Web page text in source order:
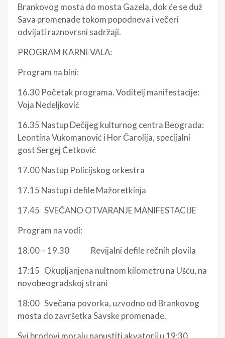
Brankovog mosta do mosta Gazela, dok će se duž
Sava promenade tokom popodneva i večeri
odvijati raznovrsni sadržaji.
PROGRAM KARNEVALA:
Program na bini:
16.30 Početak programa. Voditelj manifestacije:
Voja Nedeljković
16.35 Nastup Dečijeg kulturnog centra Beograda:
Leontina Vukomanović i Hor Čarolija, specijalni
gost Sergej Ćetković
17.00 Nastup Policijskog orkestra
17.15 Nastup i defile Mažoretkinja
17.45 SVEČANO OTVARANJE MANIFESTACIJE
Program na vodi:
18.00 – 19.30 Revijalni defile rečnih plovila
17:15 Okupljanjena nultnom kilometru na Ušću, na
novobeogradskoj strani
18:00 Svečana povorka, uzvodno od Brankovog
mosta do završetka Savske promenade.
Svi brodovi moraju napustiti akvatorij u 19:30